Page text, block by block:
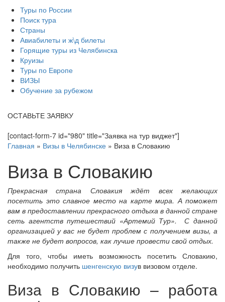
Туры по России
Поиск тура
Страны
Авиабилеты и ж\д билеты
Горящие туры из Челябинска
Круизы
Туры по Европе
ВИЗЫ
Обучение за рубежом
ОСТАВЬТЕ ЗАЯВКУ
[contact-form-7 id="980" title="Заявка на тур виджет"]
Главная » Визы в Челябинске » Виза в Словакию
Виза в Словакию
Прекрасная страна Словакия ждёт всех желающих
посетить это славное место на карте мира. А поможет
вам в предоставлении прекрасного отдыха в данной стране
сеть агентств путешествий «Артемий Тур». С данной
организацией у вас не будет проблем с получением визы, а
также не будет вопросов, как лучше провести свой отдых.
Для того, чтобы иметь возможность посетить Словакию,
необходимо получить шенгенскую визув визовом отделе.
Виза в Словакию – работа